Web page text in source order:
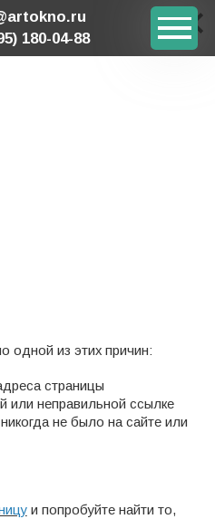
180-04-88
одной из этих причин:
страницы
или неправильной ссылке
не было на сайте или
и попробуйте найти то,
×
×
×